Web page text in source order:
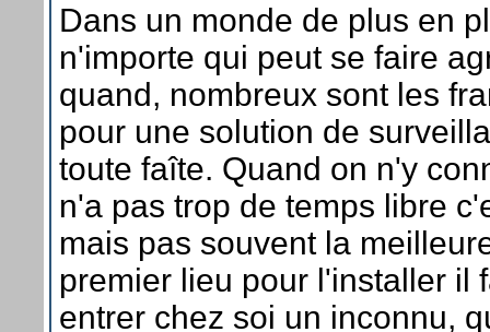
Dans un monde de plus en
n'importe qui peut se faire
quand, nombreux sont les
pour une solution de
toute faîte. Quand on n'y
n'a pas trop de temps libre
mais pas souvent la
premier lieu pour l'installer il
entrer chez soi un inconnu,